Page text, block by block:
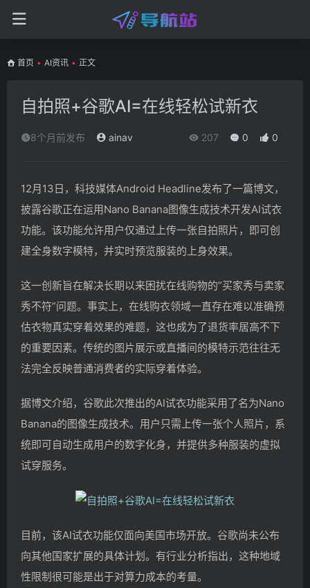
首页 • AI资讯 • 正文
自拍照+谷歌AI=在线轻松试新衣
8个月前发布 ainav 207 0 0
12月13日，科技媒体Android Headline发布了一篇博文，
披露谷歌正在运用Nano Banana图像生成技术开发AI试衣
功能。该功能允许用户仅通过上传一张自拍照片，即可创
建全身数字模特，并实时预览服装的上身效果。
这一创新旨在解决长期以来困扰在线购物的”买家秀与卖家
秀不符”问题。事实上，在线购衣领域一直存在难以准确预
估衣物真实穿着效果的难题，这也成为了退货率居高不下
的重要因素。传统的图片展示或直播间的模特示范往往无
法完全反映普通消费者的实际穿着体验。
据博文介绍，谷歌此次推出的AI试衣功能采用了名为Nano
Banana的图像生成技术。用户只需上传一张个人照片，系
统即可自动生成用户的数字化身，并提供多种服装的虚拟
试穿服务。
目前，该AI试衣功能仅面向美国市场开放。谷歌尚未公布
向其他国家扩展的具体计划。有行业分析指出，这种地域
性限制很可能是出于对算力成本的考量。